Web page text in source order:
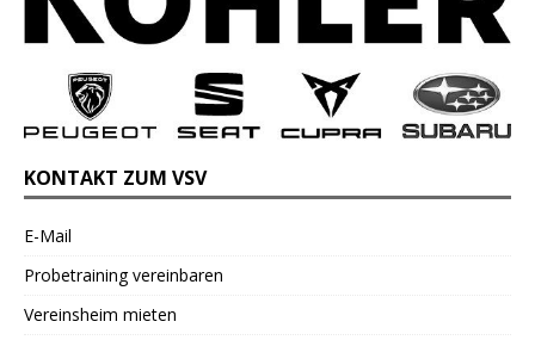
KONTAKT ZUM VSV
E-Mail
Probetraining vereinbaren
Vereinsheim mieten